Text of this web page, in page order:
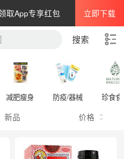
取App专享红包 立即下载
搜索
减肥瘦身 防疫/器械 珍食
新品 价格